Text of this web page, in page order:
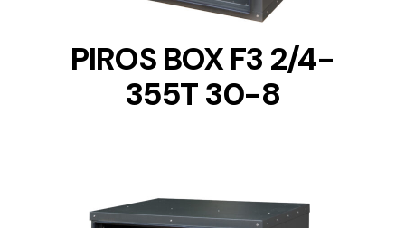
PIROS BOX F3 2/4-
355T 30-8